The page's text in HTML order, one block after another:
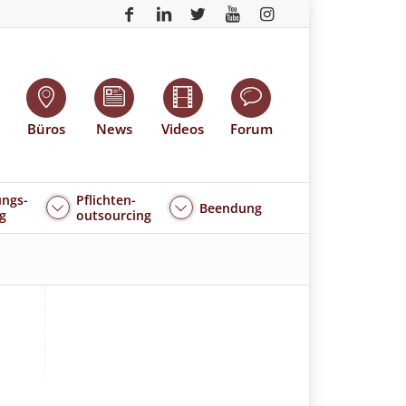
Büros News Videos Forum
Pflichten-
outsourcing
Beendung